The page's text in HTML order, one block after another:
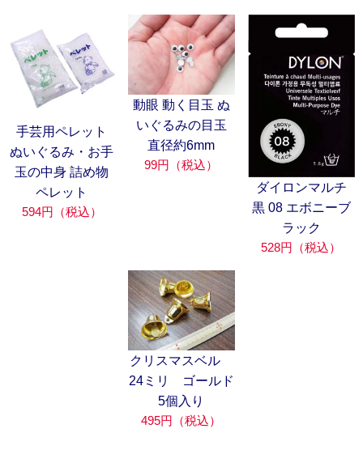
手芸用ペレット
ぬいぐるみ・お手
玉の中身 詰め物
ペレット
594円（税込）
動眼 動く目玉 ぬ
いぐるみの目玉
直径約6mm
99円（税込）
ダイロンマルチ
黒 08 エボニーブ
ラック
528円（税込）
クリスマスベル
24ミリ ゴールド
5個入り
495円（税込）